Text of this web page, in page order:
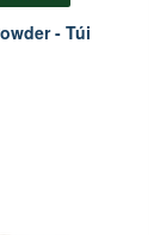
- Túi